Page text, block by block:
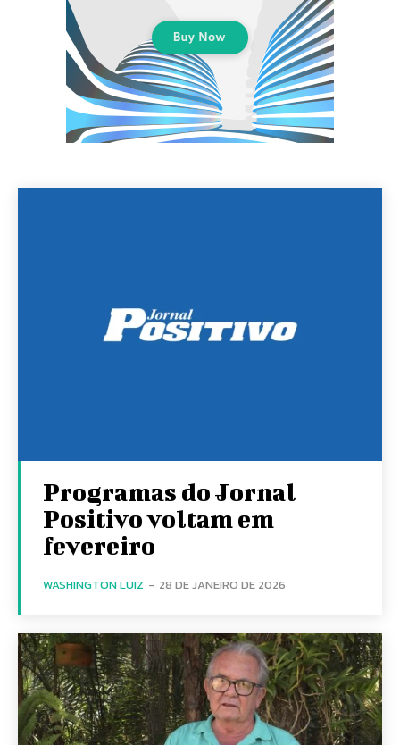
Programas do Jornal
Positivo voltam em
fevereiro
WASHINGTON LUIZ - 28 DE JANEIRO DE 2026